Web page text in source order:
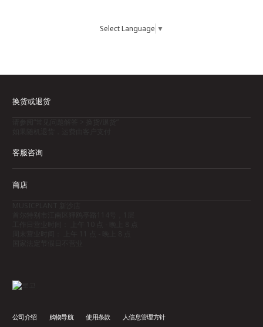
Select Language ▼
换货或退货
客服咨询
商店
公司介绍 购物导航 使用条款 人信息管理方针